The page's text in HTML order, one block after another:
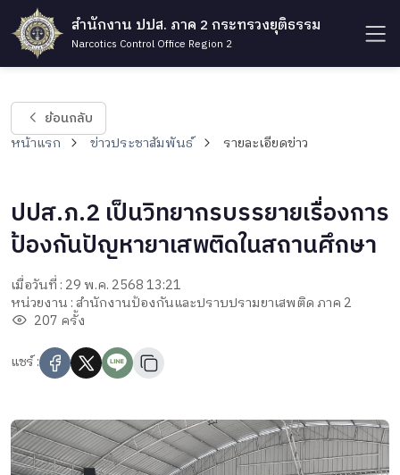
สำนักงาน ปปส. ภาค 2 กระทรวงยุติธรรม
Narcotics Control Office Region 2
ย้อนกลับ
หน้าแรก ข่าวประชาสัมพันธ์ รายละเอียดข่าว
ปปส.ภ.2 เป็นวิทยากรบรรยายเรื่องการ
ป้องกันปัญหายาเสพติดในสถานศึกษา
เมื่อวันที่ : 29 พ.ค. 2568 13:21
หน่วยงาน : สำนักงานป้องกันและปราบปรามยาเสพติด ภาค 2
207 ครั้ง
แชร์ :